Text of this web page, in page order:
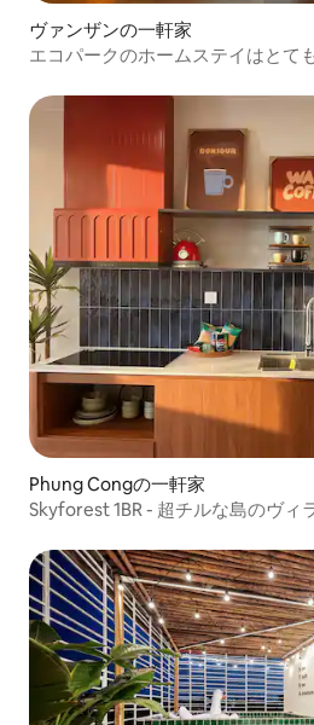
ヴァンザンの一軒家
エコパークのホームステイはとて
Phung Congの一軒家
Skyforest 1BR - 超チルな島のヴィ